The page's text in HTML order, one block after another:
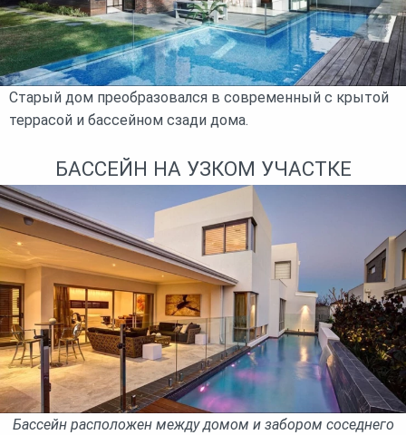
Старый дом преобразовался в современный с крытой
террасой и бассейном сзади дома.
БАССЕЙН НА УЗКОМ УЧАСТКЕ
Бассейн расположен между домом и забором соседнего